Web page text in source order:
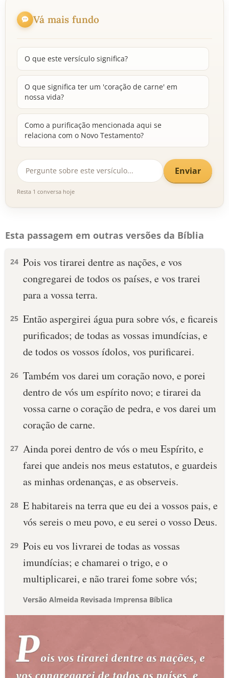
Vá mais fundo
O que este versículo significa?
O que significa ter um 'coração de carne' em
nossa vida?
Como a purificação mencionada aqui se
relaciona com o Novo Testamento?
Enviar
Resta 1 conversa hoje
Esta passagem em outras versões da Bíblia
24 Pois vos tirarei dentre as nações, e vos
congregarei de todos os países, e vos trarei
para a vossa terra.
25 Então aspergirei água pura sobre vós, e ficareis
purificados; de todas as vossas imundícias, e
de todos os vossos ídolos, vos purificarei.
26 Também vos darei um coração novo, e porei
dentro de vós um espírito novo; e tirarei da
vossa carne o coração de pedra, e vos darei um
coração de carne.
27 Ainda porei dentro de vós o meu Espírito, e
farei que andeis nos meus estatutos, e guardeis
as minhas ordenanças, e as observeis.
28 E habitareis na terra que eu dei a vossos pais, e
vós sereis o meu povo, e eu serei o vosso Deus.
29 Pois eu vos livrarei de todas as vossas
imundícias; e chamarei o trigo, e o
multiplicarei, e não trarei fome sobre vós;
Versão Almeida Revisada Imprensa Bíblica